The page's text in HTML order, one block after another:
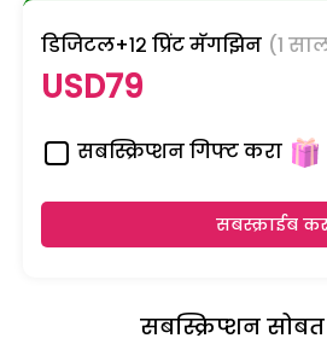
डिजिटल+१२ प्रिंट मॅगझिन (1
USD79
सबस्क्रिप्शन गिफ्ट करा
सबस्क्राईब
सबस्क्रिप्शन